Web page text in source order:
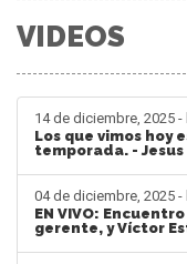
VIDEOS
14 de diciembre, 2025 -
Los que vimos hoy
temporada. - Jesus
04 de diciembre, 2025 -
EN VIVO:
gerente, y Víctor